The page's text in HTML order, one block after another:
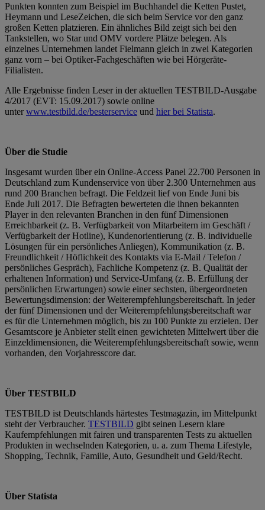
Punkten konnten zum Beispiel im Buchhandel die Ketten Pustet,
Heymann und LeseZeichen, die sich beim Service vor den ganz
großen Ketten platzieren. Ein ähnliches Bild zeigt sich bei den
Tankstellen, wo Star und OMV vordere Plätze belegen. Als
einzelnes Unternehmen landet Fielmann gleich in zwei Kategorien
ganz vorn – bei Optiker-Fachgeschäften wie bei Hörgeräte-
Filialisten.
Alle Ergebnisse finden Leser in der aktuellen TESTBILD-Ausgabe
4/2017 (EVT: 15.09.2017) sowie online
unterwww.testbild.de/besterservice und hier bei Statista.
Über die Studie
Insgesamt wurden über ein Online-Access Panel 22.700 Personen in
Deutschland zum Kundenservice von über 2.300 Unternehmen aus
rund 200 Branchen befragt. Die Feldzeit lief von Ende Juni bis
Ende Juli 2017. Die Befragten bewerteten die ihnen bekannten
Player in den relevanten Branchen in den fünf Dimensionen
Erreichbarkeit (z. B. Verfügbarkeit von Mitarbeitern im Geschäft /
Verfügbarkeit der Hotline), Kundenorientierung (z. B. individuelle
Lösungen für ein persönliches Anliegen), Kommunikation (z. B.
Freundlichkeit / Höflichkeit des Kontakts via E-Mail / Telefon /
persönliches Gespräch), Fachliche Kompetenz (z. B. Qualität der
erhaltenen Information) und Service-Umfang (z. B. Erfüllung der
persönlichen Erwartungen) sowie einer sechsten, übergeordneten
Bewertungsdimension: der Weiterempfehlungsbereitschaft. In jeder
der fünf Dimensionen und der Weiterempfehlungsbereitschaft war
es für die Unternehmen möglich, bis zu 100 Punkte zu erzielen. Der
Gesamtscore je Anbieter stellt einen gewichteten Mittelwert über die
Einzeldimensionen, die Weiterempfehlungsbereitschaft sowie, wenn
vorhanden, den Vorjahresscore dar.
Über TESTBILD
TESTBILD ist Deutschlands härtestes Testmagazin, im Mittelpunkt
steht der Verbraucher. TESTBILD gibt seinen Lesern klare
Kaufempfehlungen mit fairen und transparenten Tests zu aktuellen
Produkten in wechselnden Kategorien, u. a. zum Thema Lifestyle,
Shopping, Technik, Familie, Auto, Gesundheit und Geld/Recht.
Über Statista